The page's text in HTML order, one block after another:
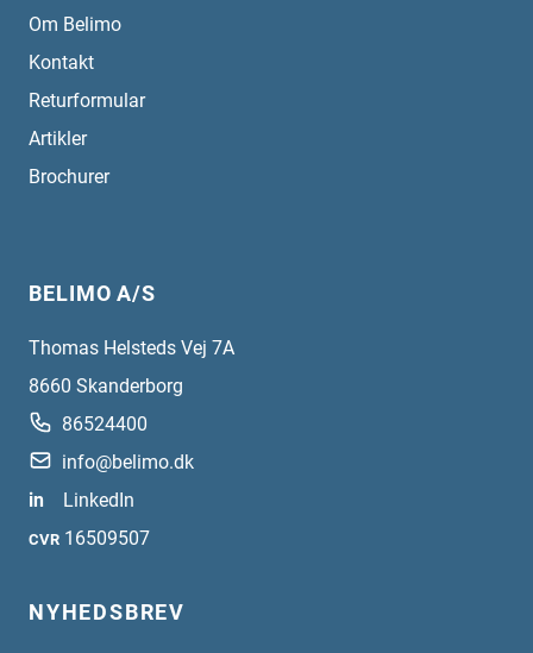
Om Belimo
Kontakt
Returformular
Artikler
Brochurer
BELIMO A/S
Thomas Helsteds Vej 7A
8660 Skanderborg
86524400
info@belimo.dk
in
LinkedIn
CVR 16509507
NYHEDSBREV